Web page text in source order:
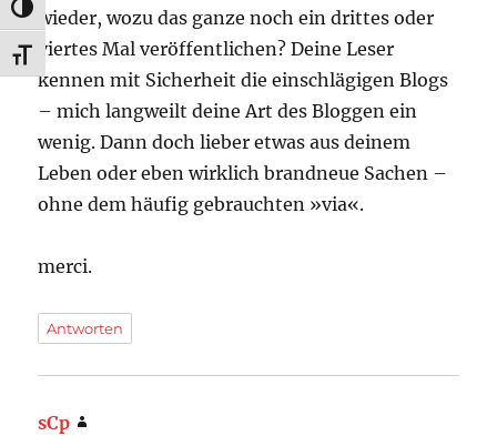
UMSCHALTEN AUF HOHE KONTRASTE
SCHRIFT VERGRÖSSERN
wieder, wozu das ganze noch ein drittes oder
viertes Mal veröffentlichen? Deine Leser
kennen mit Sicherheit die einschlägigen Blogs
– mich langweilt deine Art des Bloggen ein
wenig. Dann doch lieber etwas aus deinem
Leben oder eben wirklich brandneue Sachen –
ohne dem häufig gebrauchten »via«.
merci.
Antworten
sCp